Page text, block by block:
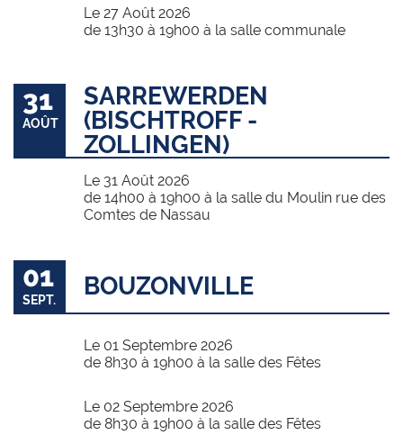
Le 27 Août 2026
de 13h30 à 19h00 à la salle communale
31
AOÛT
SARREWERDEN
(BISCHTROFF -
ZOLLINGEN)
Le 31 Août 2026
de 14h00 à 19h00 à la salle du Moulin rue des
Comtes de Nassau
01
SEPT. BOUZONVILLE
Le 01 Septembre 2026
de 8h30 à 19h00 à la salle des Fêtes
Le 02 Septembre 2026
de 8h30 à 19h00 à la salle des Fêtes